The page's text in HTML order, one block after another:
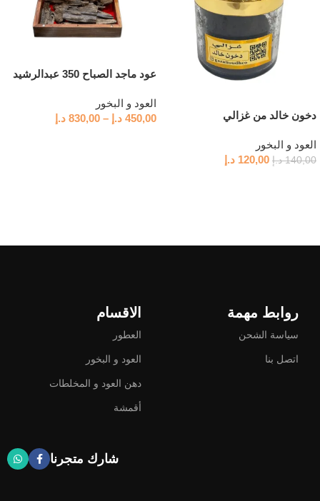
دخون خالد من غزالي
العود و البخور
140,00 د.إ 120,00 د.إ
عود ماجد الصباح 350 عبدالرشيد
العود و البخور
450,00 د.إ –
830,00 د.إ
روابط مهمة
سياسة الشحن
اتصل بنا
الاقسام
العطور
العود و البخور
دهن العود و المخلطات
أقمشة
شارك متجرنا